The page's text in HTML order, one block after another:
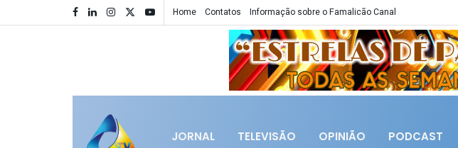
Home Contatos Informação sobre o Famalicão Canal
JORNAL TELEVISÃO OPINIÃO PODCAST